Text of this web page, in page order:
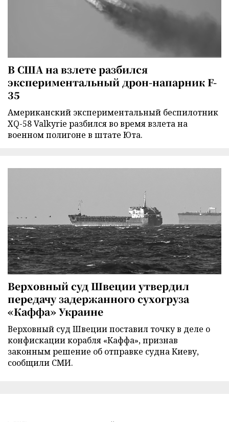
В США на взлете разбился
экспериментальный дрон-напарник F-
35
Американский экспериментальный беспилотник
XQ-58 Valkyrie разбился во время взлета на
военном полигоне в штате Юта.
Верховный суд Швеции утвердил
передачу задержанного сухогруза
«Каффа» Украине
Верховный суд Швеции поставил точку в деле о
конфискации корабля «Каффа», признав
законным решение об отправке судна Киеву,
сообщили СМИ.